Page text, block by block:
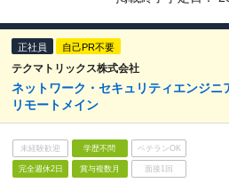
正社員 自己PR不要
テクマトリックス株式会社
ネットワーク・セキュリティエンジニ
リモートメイン
未経験歓迎 学歴不問 ベテランOK
完全週休2日 賞与複数月 面接1回